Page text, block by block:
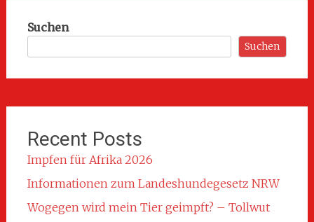
Suchen
Suchen
Recent Posts
Impfen für Afrika 2026
Informationen zum Landeshundegesetz NRW
Wogegen wird mein Tier geimpft? – Tollwut